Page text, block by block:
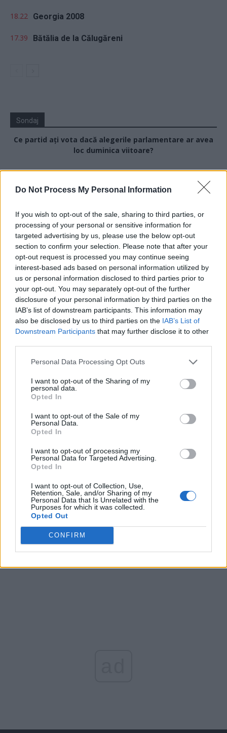
Do Not Process My Personal Information
If you wish to opt-out of the sale, sharing to third parties, or
processing of your personal or sensitive information for
targeted advertising by us, please use the below opt-out
section to confirm your selection. Please note that after your
opt-out request is processed you may continue seeing
interest-based ads based on personal information utilized by
us or personal information disclosed to third parties prior to
your opt-out. You may separately opt-out of the further
disclosure of your personal information by third parties on the
IAB’s list of downstream participants. This information may
also be disclosed by us to third parties on the IAB’s List of
Downstream Participants that may further disclose it to other
Personal Data Processing Opt Outs
I want to opt-out of the Sharing of my
personal data.
Opted In
I want to opt-out of the Sale of my
Personal Data.
Opted In
I want to opt-out of processing my
Personal Data for Targeted Advertising.
Opted In
I want to opt-out of Collection, Use,
Retention, Sale, and/or Sharing of my
Personal Data that Is Unrelated with the
Purposes for which it was collected.
Opted Out
CONFIRM
18.22 Georgia 2008
17.39 Bătălia de la Călugăreni
Sondaj
Ce partid ați vota dacă alegerile parlamentare ar avea
loc duminica viitoare?
USR
PNL
AUR
UDMR
PMP (Tomac)
Forța Dreptei (L. Orban)
PNȚMM
REPER
SENS
SOS (Șoșoacă)
PDF (Lazarus)
PUSL (D. Voiculescu)
PNȚCD (Pavelescu)
PNCR (Terheș)
Partidul Patrioților (Surugiu)
FAR (Coarnă)
Altul
Arhiva sondajelor